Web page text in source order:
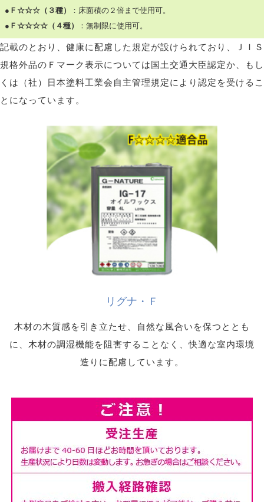
●Ｆ☆☆☆（３種）
：床面積の２倍まで使用可。
●Ｆ☆☆☆☆（４種）
：無制限に使用可。
記載のとおり、健康に配慮した規定が設けられており、ＪＩＳ
規格外品のＦマーク表示については国土交通大臣認定か、もし
くは（社）日本塗料工業会自主管理規定により認定を受けるこ
とになっています。
リグナ・Ｆ
木材の木質感を引き立たせ、自然な風合いを保つととも
に、木材の調湿機能を阻害することなく、快適な室内環境
造りに配慮しています。